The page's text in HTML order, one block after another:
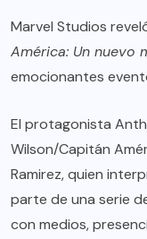
Marvel Studios
América: Un nuevo
emocionantes
El protagonista
Wilson/Capitán
Ramirez, quien
parte de una serie
con medios,